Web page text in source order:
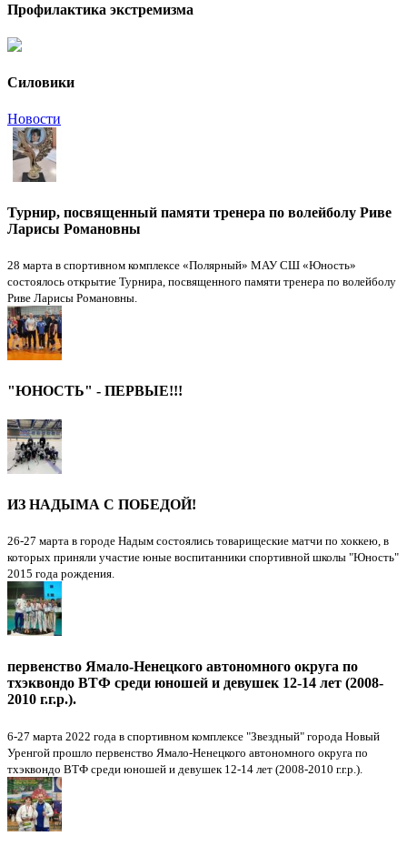
Профилактика экстремизма
Силовики
Новости
Турнир, посвященный памяти тренера по волейболу Риве
Ларисы Романовны
28 марта в спортивном комплексе «Полярный» МАУ СШ «Юность»
состоялось открытие Турнира, посвященного памяти тренера по волейболу
Риве Ларисы Романовны.
"ЮНОСТЬ" - ПЕРВЫЕ!!!
ИЗ НАДЫМА С ПОБЕДОЙ!
26-27 марта в городе Надым состоялись товарищеские матчи по хоккею, в
которых приняли участие юные воспитанники спортивной школы "Юность"
2015 года рождения.
первенство Ямало-Ненецкого автономного округа по
тхэквондо ВТФ среди юношей и девушек 12-14 лет (2008-
2010 г.г.р.).
6-27 марта 2022 года в спортивном комплексе "Звездный" города Новый
Уренгой прошло первенство Ямало-Ненецкого автономного округа по
тхэквондо ВТФ среди юношей и девушек 12-14 лет (2008-2010 г.г.р.).